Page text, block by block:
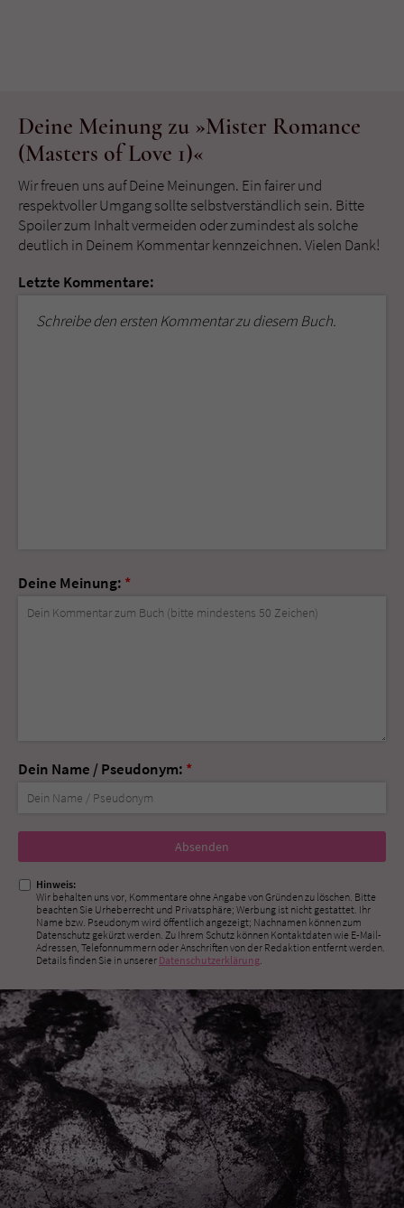
Deine Meinung zu »Mister Romance
(Masters of Love 1)«
Wir freuen uns auf Deine Meinungen. Ein fairer und
respektvoller Umgang sollte selbstverständlich sein. Bitte
Spoiler zum Inhalt vermeiden oder zumindest als solche
deutlich in Deinem Kommentar kennzeichnen. Vielen Dank!
Letzte Kommentare:
Schreibe den ersten Kommentar zu diesem Buch.
Deine Meinung: *
Dein Name / Pseudonym: *
Nicht
ausfüllen!
Hinweis:
Wir behalten uns vor, Kommentare ohne Angabe von Gründen zu löschen. Bitte
beachten Sie Urheberrecht und Privatsphäre; Werbung ist nicht gestattet. Ihr
Name bzw. Pseudonym wird öffentlich angezeigt; Nachnamen können zum
Datenschutz gekürzt werden. Zu Ihrem Schutz können Kontaktdaten wie E-Mail-
Adressen, Telefonnummern oder Anschriften von der Redaktion entfernt werden.
Details finden Sie in unserer Datenschutzerklärung.